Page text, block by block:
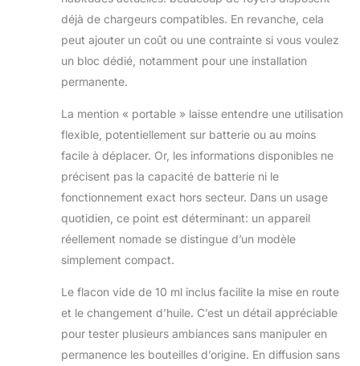
déjà de chargeurs compatibles. En revanche, cela
peut ajouter un coût ou une contrainte si vous voulez
un bloc dédié, notamment pour une installation
permanente.
La mention « portable » laisse entendre une utilisation
flexible, potentiellement sur batterie ou au moins
facile à déplacer. Or, les informations disponibles ne
précisent pas la capacité de batterie ni le
fonctionnement exact hors secteur. Dans un usage
quotidien, ce point est déterminant: un appareil
réellement nomade se distingue d’un modèle
simplement compact.
Le flacon vide de 10 ml inclus facilite la mise en route
et le changement d’huile. C’est un détail appréciable
pour tester plusieurs ambiances sans manipuler en
permanence les bouteilles d’origine. En diffusion sans